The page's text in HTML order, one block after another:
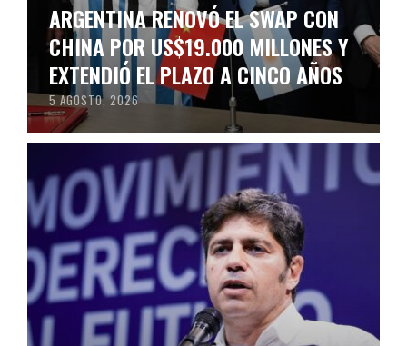
ARGENTINA RENOVÓ EL SWAP CON
CHINA POR US$19.000 MILLONES Y
EXTENDIÓ EL PLAZO A CINCO AÑOS
5 AGOSTO, 2026